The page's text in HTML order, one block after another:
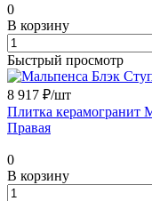
0
В корзину
Быстрый просмотр
8 917 ₽/шт
Плитка керамогранит
Правая
0
В корзину